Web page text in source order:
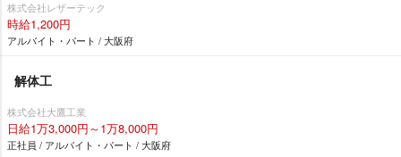
株式会社レザーテック
時給1,200円
アルバイト・パート / 大阪府
解体工
株式会社大鷹工業
日給1万3,000円～1万8,000円
正社員 / アルバイト・パート / 大阪府